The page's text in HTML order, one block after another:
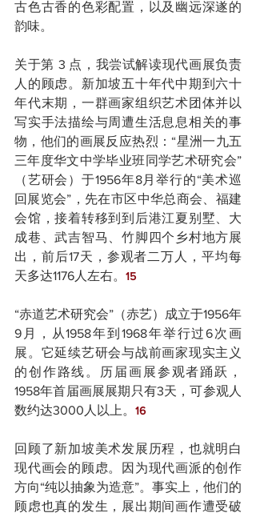
古色古香的色彩配置，以及幽远深遂的
韵味。
关于第 3 点，我尝试解读现代画展负责
人的顾虑。新加坡五十年代中期到六十
年代末期，一群画家组织艺术团体并以
写实手法描绘与周遭生活息息相关的事
物，他们的画展反应热烈：“星洲一九五
三年度华文中学毕业班同学艺术研究会”
（艺研会）于1956年8月举行的“美术巡
回展览会”，先在市区中华总商会、福建
会馆，接着转移到到后港江夏别墅、大
成巷、武吉智马、竹脚四个乡村地方展
出，前后17天，参观者二万人，平均每
天多达1176人左右。 15
“赤道艺术研究会”（赤艺）成立于1956年
9月，从1958年到1968年举行过6次画
展。它延续艺研会与战前画家现实主义
的创作路线。历届画展参观者踊跃，
1958年首届画展展期只有3天，可参观人
数约达3000人以上。 16
回顾了新加坡美术发展历程，也就明白
现代画会的顾虑。因为现代画派的创作
方向“纯以抽象为造意”。事实上，他们的
顾虑也真的发生，展出期间画作遭受破